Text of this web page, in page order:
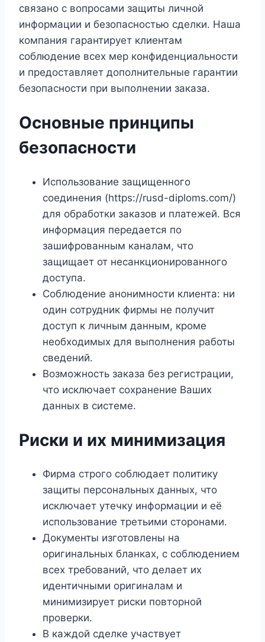
связано с вопросами защиты личной
информации и безопасностью сделки. Наша
компания гарантирует клиентам
соблюдение всех мер конфиденциальности
и предоставляет дополнительные гарантии
безопасности при выполнении заказа.
Основные принципы
безопасности
Использование защищенного
соединения (https://rusd-diploms.com/)
для обработки заказов и платежей. Вся
информация передается по
зашифрованным каналам, что
защищает от несанкционированного
доступа.
Соблюдение анонимности клиента: ни
один сотрудник фирмы не получит
доступ к личным данным, кроме
необходимых для выполнения работы
сведений.
Возможность заказа без регистрации,
что исключает сохранение Ваших
данных в системе.
Риски и их минимизация
Фирма строго соблюдает политику
защиты персональных данных, что
исключает утечку информации и её
использование третьими сторонами.
Документы изготовлены на
оригинальных бланках, с соблюдением
всех требований, что делает их
идентичными оригиналам и
минимизирует риски повторной
проверки.
В каждой сделке участвует